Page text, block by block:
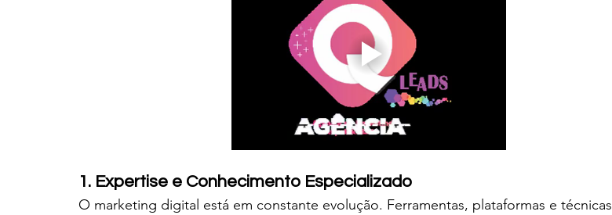
1. Expertise e Conhecimento Especializado
O marketing digital está em constante evolução. Ferramentas, plataformas e técnicas